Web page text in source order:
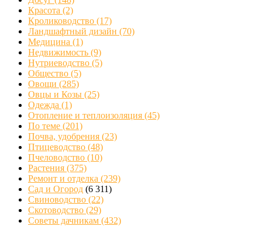
Красота (2)
Кролиководство (17)
Ландшафтный дизайн (70)
Медицина (1)
Недвижимость (9)
Нутриеводство (5)
Общество (5)
Овощи (285)
Овцы и Козы (25)
Одежда (1)
Отопление и теплоизоляция (45)
По теме (201)
Почва, удобрения (23)
Птицеводство (48)
Пчеловодство (10)
Растения (375)
Ремонт и отделка (239)
Сад и Огород (6 311)
Свиноводство (22)
Скотоводство (29)
Советы дачникам (432)